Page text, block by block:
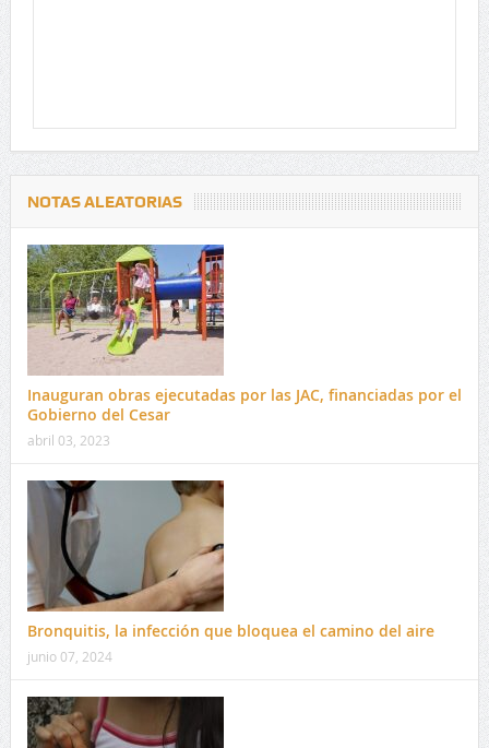
NOTAS ALEATORIAS
Inauguran obras ejecutadas por las JAC, financiadas por el
Gobierno del Cesar
abril 03, 2023
Bronquitis, la infección que bloquea el camino del aire
junio 07, 2024